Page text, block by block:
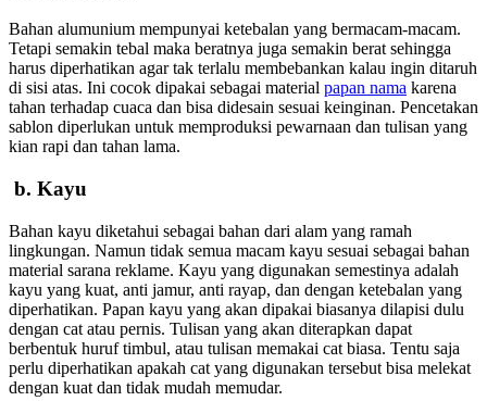
Bahan alumunium mempunyai ketebalan yang bermacam-macam.
Tetapi semakin tebal maka beratnya juga semakin berat sehingga
harus diperhatikan agar tak terlalu membebankan kalau ingin ditaruh
di sisi atas. Ini cocok dipakai sebagai material papan nama karena
tahan terhadap cuaca dan bisa didesain sesuai keinginan. Pencetakan
sablon diperlukan untuk memproduksi pewarnaan dan tulisan yang
kian rapi dan tahan lama.
b. Kayu
Bahan kayu diketahui sebagai bahan dari alam yang ramah
lingkungan. Namun tidak semua macam kayu sesuai sebagai bahan
material sarana reklame. Kayu yang digunakan semestinya adalah
kayu yang kuat, anti jamur, anti rayap, dan dengan ketebalan yang
diperhatikan. Papan kayu yang akan dipakai biasanya dilapisi dulu
dengan cat atau pernis. Tulisan yang akan diterapkan dapat
berbentuk huruf timbul, atau tulisan memakai cat biasa. Tentu saja
perlu diperhatikan apakah cat yang digunakan tersebut bisa melekat
dengan kuat dan tidak mudah memudar.